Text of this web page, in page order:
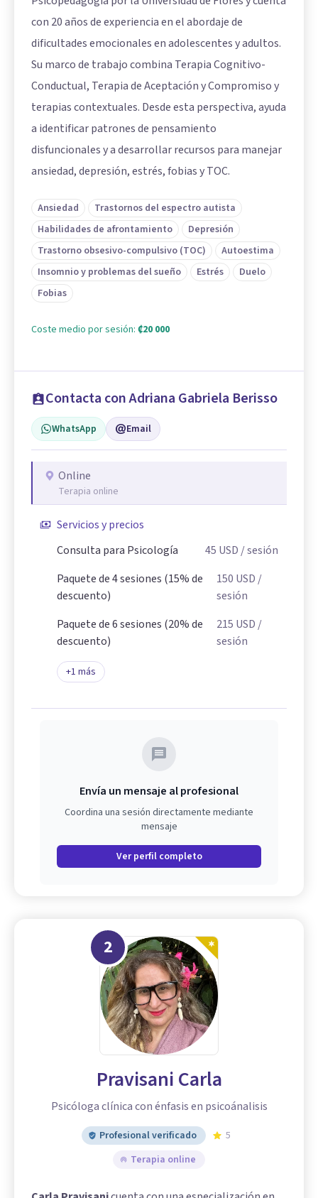
con 20 años de experiencia en el abordaje de
dificultades emocionales en adolescentes y adultos.
Su marco de trabajo combina Terapia Cognitivo-
Conductual, Terapia de Aceptación y Compromiso y
terapias contextuales. Desde esta perspectiva, ayuda
a identificar patrones de pensamiento
disfuncionales y a desarrollar recursos para manejar
ansiedad, depresión, estrés, fobias y TOC.
Ansiedad
Trastornos del espectro autista
Habilidades de afrontamiento
Depresión
Trastorno obsesivo-compulsivo (TOC)
Autoestima
Insomnio y problemas del sueño
Estrés
Duelo
Fobias
Coste medio por sesión: ₡20 000
Contacta con Adriana Gabriela Berisso
WhatsApp Email
Online
Terapia online
Servicios y precios
Consulta para Psicología
45 USD / sesión
Paquete de 4 sesiones (15% de
descuento)
150 USD /
sesión
Paquete de 6 sesiones (20% de
descuento)
215 USD /
sesión
+1 más
Envía un mensaje al profesional
Coordina una sesión directamente mediante
mensaje
Ver perfil completo
2
Pravisani Carla
Psicóloga clínica con énfasis en psicoánalisis
Profesional verificado
5
Terapia online